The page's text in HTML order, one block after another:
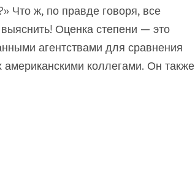
Что ж, по правде говоря, все
Оценка степени — это
агентствами для сравнения
коллегами. Он также